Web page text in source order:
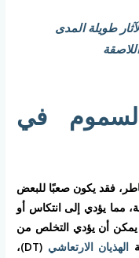
طويلة المدى
في
فقد يكون صعبًا للبعض
مما يؤدي إلى انتكاس أو
يمكن أن يؤدي التخلص من
الهذيان الارتعاشي
(DT)،